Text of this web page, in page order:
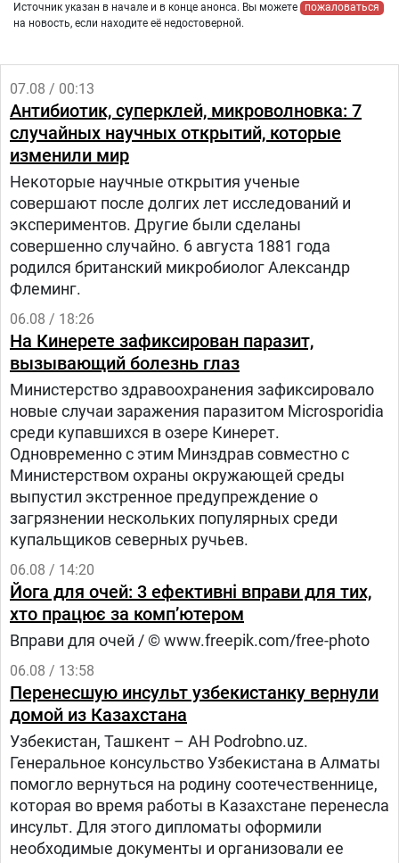
Источник указан в начале и в конце анонса. Вы можете
пожаловаться
на новость, если находите её недостоверной.
07.08 / 00:13
Антибиотик, суперклей, микроволновка: 7
случайных научных открытий, которые
изменили мир
Некоторые научные открытия ученые
совершают после долгих лет исследований и
экспериментов. Другие были сделаны
совершенно случайно. 6 августа 1881 года
родился британский микробиолог Александр
Флеминг.
06.08 / 18:26
На Кинерете зафиксирован паразит,
вызывающий болезнь глаз
Министерство здравоохранения зафиксировало
новые случаи заражения паразитом Microsporidia
среди купавшихся в озере Кинерет.
Одновременно с этим Минздрав совместно с
Министерством охраны окружающей среды
выпустил экстренное предупреждение о
загрязнении нескольких популярных среди
купальщиков северных ручьев.
06.08 / 14:20
Йога для очей: 3 ефективні вправи для тих,
хто працює за комп’ютером
Вправи для очей / © www.freepik.com/free-photo
06.08 / 13:58
Перенесшую инсульт узбекистанку вернули
домой из Казахстана
Узбекистан, Ташкент – АН Podrobno.uz.
Генеральное консульство Узбекистана в Алматы
помогло вернуться на родину соотечественнице,
которая во время работы в Казахстане перенесла
инсульт. Для этого дипломаты оформили
необходимые документы и организовали ее